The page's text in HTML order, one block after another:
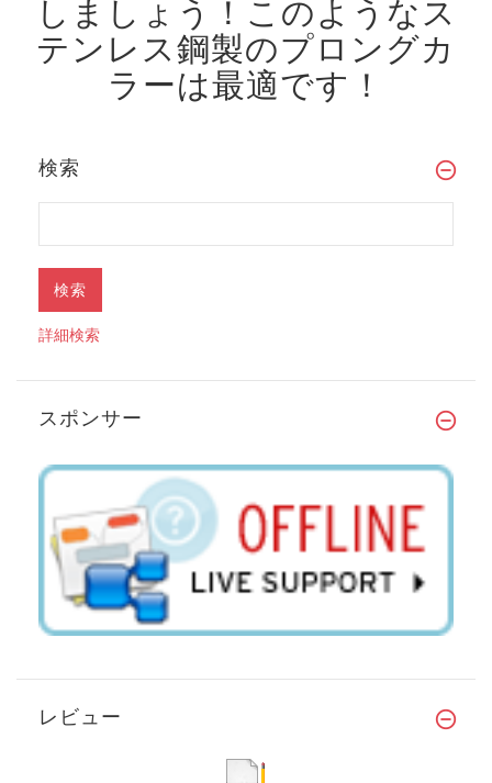
しましょう！ このようなス
テンレス鋼製のプロングカ
ラーは最適です！
検索
詳細検索
スポンサー
レビュー